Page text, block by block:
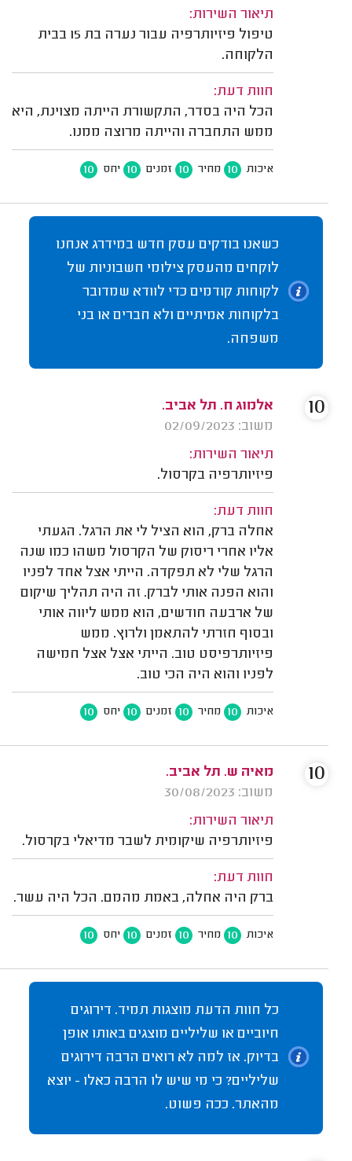
תיאור השירות:
טיפול פיזיותרפיה עבור נערה בת 15 בבית
הלקוחה.
חוות דעת:
הכל היה בסדר, התקשורת הייתה מצוינת, היא
ממש התחברה והייתה מרוצה ממנו.
איכות 10 מחיר 10 זמנים 10 יחס 10
כשאנו בודקים עסק חדש במידרג אנחנו
לוקחים מהעסק צילומי חשבוניות של
לקוחות קודמים כדי לוודא שמדובר
בלקוחות אמיתיים ולא חברים או בני
משפחה.
אלמוג ח. תל אביב.
משוב: 02/09/2023
תיאור השירות:
פיזיותרפיה בקרסול.
חוות דעת:
אחלה ברק, הוא הציל לי את הרגל. הגעתי
אליו אחרי ריסוק של הקרסול משהו כמו שנה
הרגל שלי לא תפקדה. הייתי אצל אחד לפניו
והוא הפנה אותי לברק. זה היה תהליך שיקום
של ארבעה חודשים, הוא ממש ליווה אותי
ובסוף חזרתי להתאמן ולרוץ. ממש
פיזיותרפיסט טוב. הייתי אצל אצל חמישה
לפניו והוא היה הכי טוב.
איכות 10 מחיר 10 זמנים 10 יחס 10
10
מאיה ש. תל אביב.
משוב: 30/08/2023
תיאור השירות:
פיזיותרפיה שיקומית לשבר מדיאלי בקרסול.
חוות דעת:
ברק היה אחלה, באמת מהמם. הכל היה עשר.
איכות 10 מחיר 10 זמנים 10 יחס 10
10
כל חוות הדעת מוצגות תמיד. דירוגים
חיוביים או שליליים מוצגים באותו אופן
בדיוק. אז למה לא רואים הרבה דירוגים
שליליים? כי מי שיש לו הרבה כאלו - יוצא
מהאתר. ככה פשוט.